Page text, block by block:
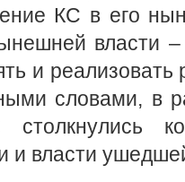
КС в его
власти
и
словами, в
и власти